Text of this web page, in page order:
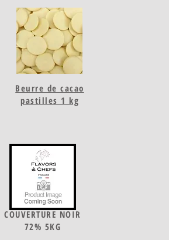
Beurre de cacao
pastilles 1 kg
COUVERTURE NOIR
72% 5KG